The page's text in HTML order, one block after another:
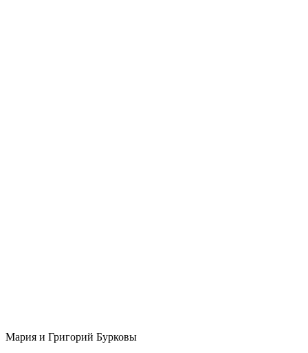
Мария и Григорий Бурковы